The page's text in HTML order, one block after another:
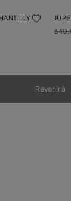
Prix
Revenir à